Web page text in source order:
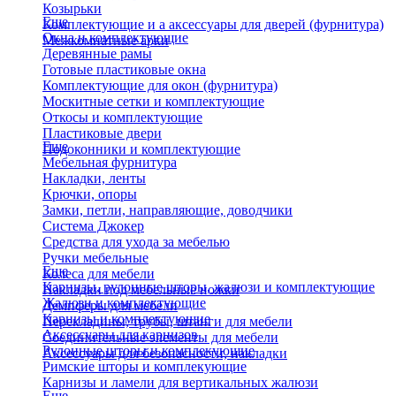
Козырьки
Комплектующие и а аксессуары для дверей (фурнитура)
Межкомнатные арки
Еще
Окна и комплектующие
Деревянные рамы
Готовые пластиковые окна
Комплектующие для окон (фурнитура)
Москитные сетки и комплектующие
Откосы и комплектующие
Пластиковые двери
Подоконники и комплектующие
Еще
Мебельная фурнитура
Накладки, ленты
Крючки, опоры
Замки, петли, направляющие, доводчики
Система Джокер
Средства для ухода за мебелью
Ручки мебельные
Колеса для мебели
Накладки под мебельные ножки
Демпферы для мебели
Перекладины, трубы, штанги для мебели
Соединительные элементы для мебели
Аксессуары для безопасности, накладки
Еще
Карнизы, рулонные шторы, жалюзи и комплектующие
Жалюзи и комплектующие
Карнизы и комплектующие
Аксессуары для карнизов
Рулонные шторы и комплекующие
Римские шторы и комплекующие
Карнизы и ламели для вертикальных жалюзи